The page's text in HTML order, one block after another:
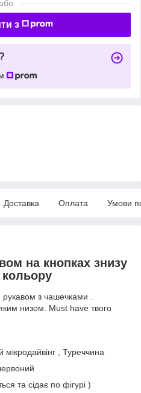
з
Доставка Оплата Умови
на кнопках знизу
кольору
рукавом з чашечками .
низом. Must have твого
мікродайвінг , Туреччина
та сідає по фігурі )